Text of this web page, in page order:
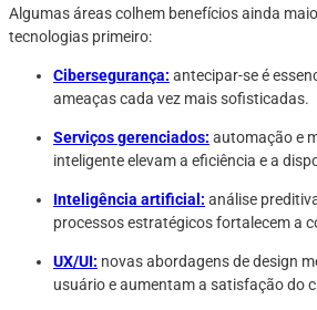
Algumas áreas colhem benefícios ainda
tecnologias primeiro:
Cibersegurança: antecipar-se é
ameaças cada vez mais sofisticadas.
Serviços gerenciados: automação e
inteligente elevam a eficiência e a
Inteligência artificial: análise
processos estratégicos fortalecem a
UX/UI: novas abordagens de design
usuário e aumentam a satisfação do